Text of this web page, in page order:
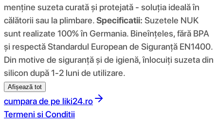
menține suzeta curată și protejată - soluția ideală în
călătorii sau la plimbare.Specificatii: Suzetele NUK
sunt realizate 100% în Germania. Bineînțeles, fără BPA
și respectă Standardul European de Siguranță EN1400.
Din motive de siguranță și de igienă, înlocuiți suzeta din
silicon după 1-2 luni de utilizare.
Afișează tot
cumpara de pe liki24.ro
Termeni si Conditii